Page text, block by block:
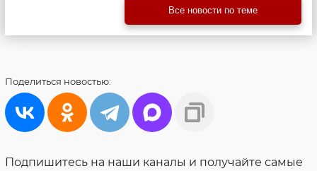
Все новости по теме
Поделиться новостью:
Подпишитесь на наши каналы и получайте самые